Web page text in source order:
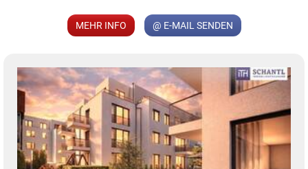
KLIS
MEHR INFO @ E-MAIL SENDEN